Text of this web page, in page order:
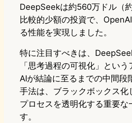
DeepSeekは約560万ドル（
比較的少額の投資で、
る性能を実現しました。
特に注目すべきは、
「思考過程の可視化」という
AIが結論に至るまでの中間段
手法は、ブラックボックス化
プロセスを透明化する重要な
す。